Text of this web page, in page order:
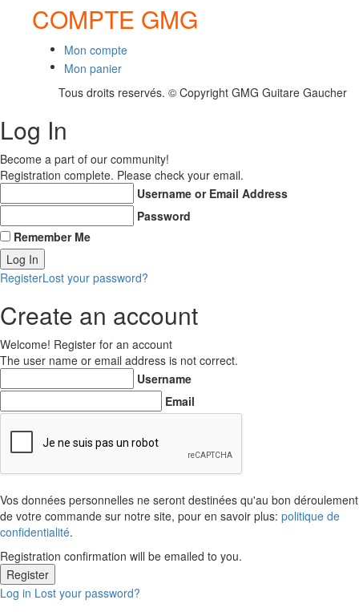
COMPTE GMG
Mon compte
Mon panier
Tous droits reservés. © Copyright GMG Guitare Gaucher
Log In
Become a part of our community!
Registration complete. Please check your email.
Username or Email Address
Password
Remember Me
RegisterLost your password?
Create an account
Welcome! Register for an account
The user name or email address is not correct.
Username
Email
Vos données personnelles ne seront destinées qu'au bon déroulement
de votre commande sur notre site, pour en savoir plus: politique de
confidentialité.
Registration confirmation will be emailed to you.
Log in Lost your password?